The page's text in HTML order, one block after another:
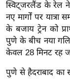
सा
ल
श
ख्सि
त
स्विट्जरलैंड के रेल
नए मार्गों पर
के बजाय ट्रेन को
पुणे के बीच नया
केवल 28 मिनट रह
पुणे से हैदराबाद